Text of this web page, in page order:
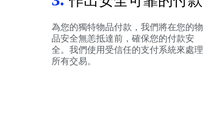
為您的獨特物品付款，我們將在您的物
品安全無恙抵達前，確保您的付款安
全。我們使用受信任的支付系統來處理
所有交易。